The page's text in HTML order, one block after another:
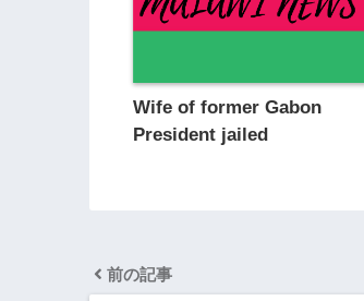
Wife of former Gabon
President jailed
前の記事